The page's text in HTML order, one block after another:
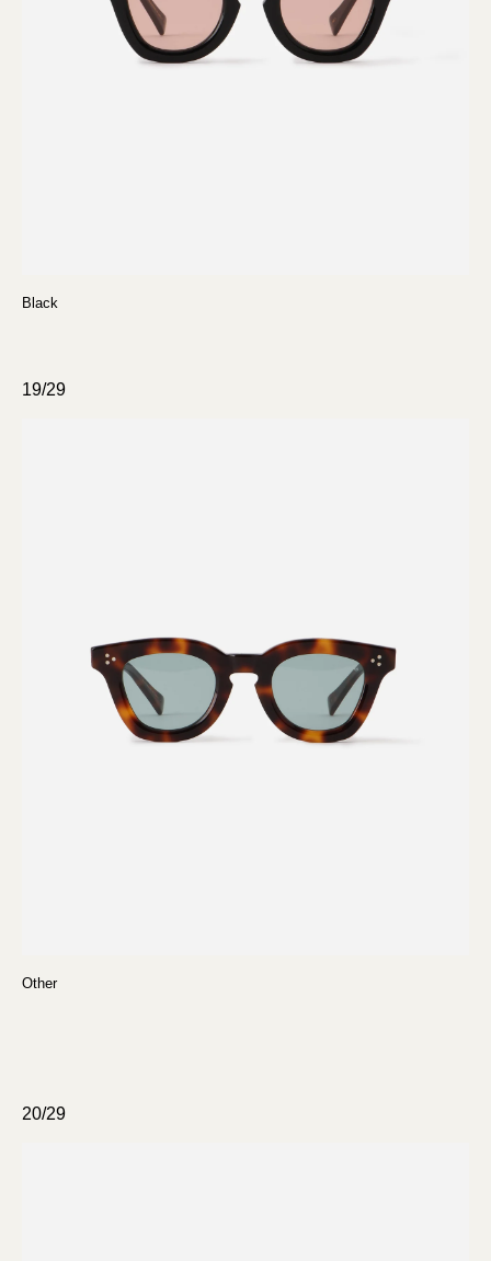
Black
19/29
Other
20/29